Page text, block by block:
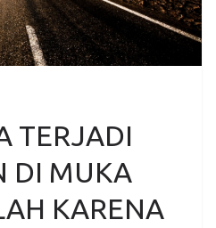
TERJADI
DI MUKA
KARENA